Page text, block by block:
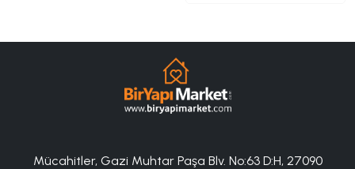
Mücahitler, Gazi Muhtar Paşa Blv. No:63 D:H, 27090